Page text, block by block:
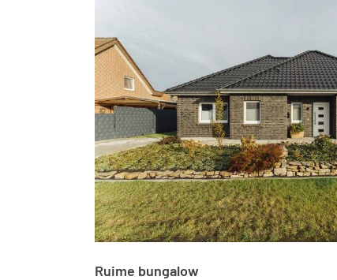
Ruime bungalow